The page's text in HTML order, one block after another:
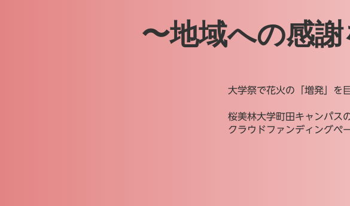
〜地域への感
大学祭で花火の「増発」を
桜美林大学町田キャンパス
クラウドファンディングペ